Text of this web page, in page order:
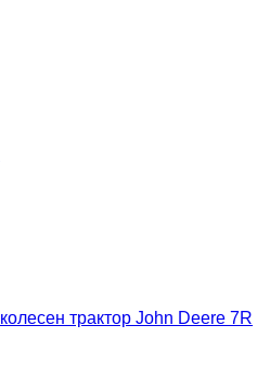
колесен трактор John Deere 7R